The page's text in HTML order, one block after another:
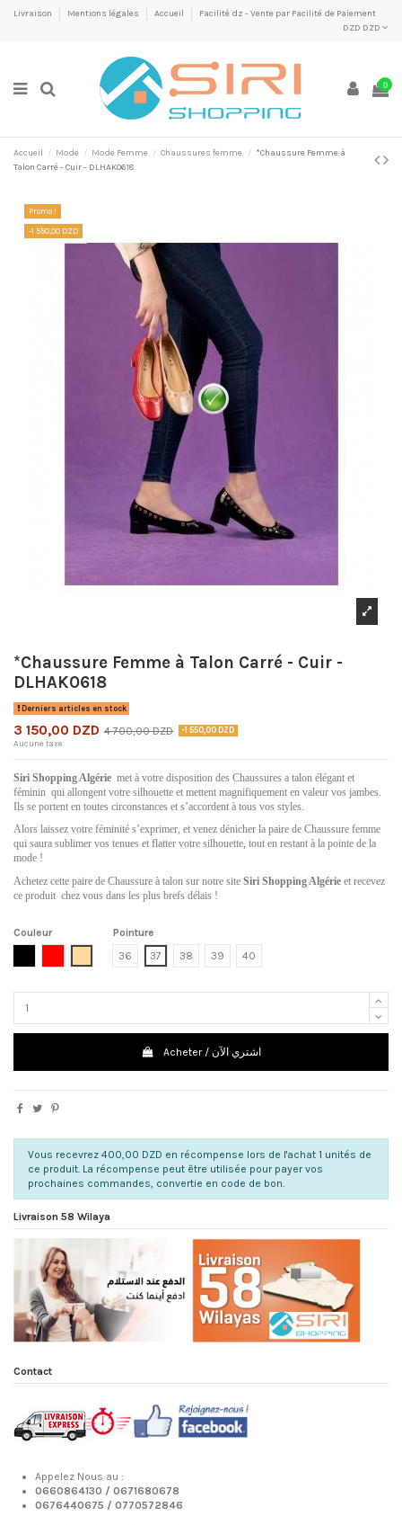
Livraison Mentions légales Accueil
Facilité dz - Vente par Facilité de Paiement
DZD DZD
0
Accueil Mode Mode Femme Chaussures femme
*Chaussure Femme à
Talon Carré - Cuir - DLHAK0618
Promo !
-1 550,00 DZD
*Chaussure Femme à Talon Carré - Cuir -
DLHAK0618
Derniers articles en stock
3 150,00 DZD 4 700,00 DZD -1 550,00 DZD
Aucune taxe
Siri Shopping Algérie met à votre disposition des Chaussures a talon élégant et
féminin qui allongent votre silhouette et mettent magnifiquement en valeur vos jambes.
Ils se portent en toutes circonstances et s’accordent à tous vos styles.
Alors laissez votre féminité s’exprimer, et venez dénicher la paire de Chaussure femme
qui saura sublimer vos tenues et flatter votre silhouette, tout en restant à la pointe de la
mode !
Achetez cette paire de Chaussure à talon sur notre site Siri Shopping Algérie et recevez
ce produit chez vous dans les plus brefs délais !
Couleur
Pointure
36
37 38 39 40
Acheter / اشتري الآن
Vous recevrez 400,00 DZD en récompense lors de l'achat 1 unités de
ce produit. La récompense peut être utilisée pour payer vos
prochaines commandes, convertie en code de bon.
Livraison 58 Wilaya
Contact
Appelez Nous au :
0660864130 / 0671680678
0676440675 / 0770572846